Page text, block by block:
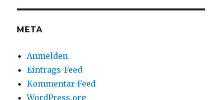
anzeigenanzeigen
META
Anmelden
Eintrags-Feed
Kommentar-Feed
WordPress.org